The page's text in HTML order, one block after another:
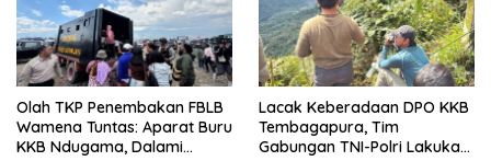
Olah TKP Penembakan FBLB
Wamena Tuntas: Aparat Buru
KKB Ndugama, Dalami
Lacak Keberadaan DPO KKB
Tembagapura, Tim
Gabungan TNI-Polri Lakukan